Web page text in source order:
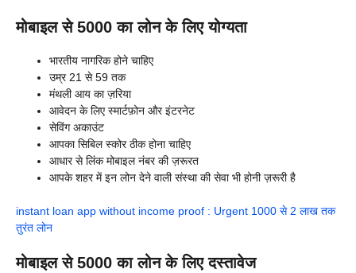
मोबाइल से 5000 का लोन के लिए योग्यता
भारतीय नागरिक होने चाहिए
उम्र 21 से 59 तक
मंथली आय का ज़रिया
आवेदन के लिए स्मार्टफ़ोन और इंटरनेट
सेविंग अकाउंट
आपका सिबिल स्कोर ठीक होना चाहिए
आधार से लिंक मोबाइल नंबर की ज़रूरत
आपके शहर में इन लोन देने वाली संस्था की सेवा भी होनी ज़रूरी है
instant loan app without income proof : Urgent 1000 से 2 लाख तक
तुरंत लोन
मोबाइल से 5000 का लोन के लिए दस्तावेज